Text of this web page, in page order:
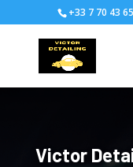
+33 7 70 43
Victor